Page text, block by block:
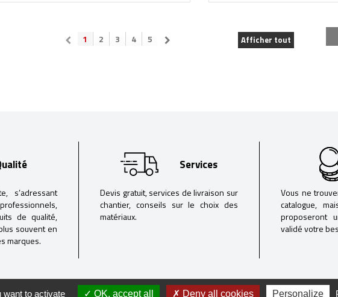
Afficher tout
1 2 3 4 5
s’adressant
de qualité,
souvent en
marques.
Services
Devis gratuit, services de livraison sur
chantier, conseils sur le choix des
matériaux.
Vous ne
catalogue,
proposeront
validé votre
want to activate OK, accept all Deny all cookies Personalize